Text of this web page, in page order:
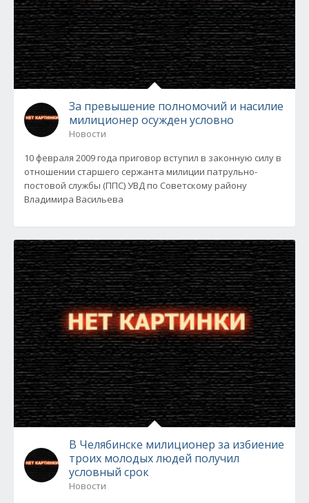
За превышение полномочий и насилие
милиционер осужден условно
Новости
10 февраля 2009 года приговор вступил в законную силу в
отношении старшего сержанта милиции патрульно-
постовой службы (ППС) УВД по Советскому району
Владимира Васильева
В Челябинске милиционер за избиение
троих молодых людей получил
условный срок
Новости